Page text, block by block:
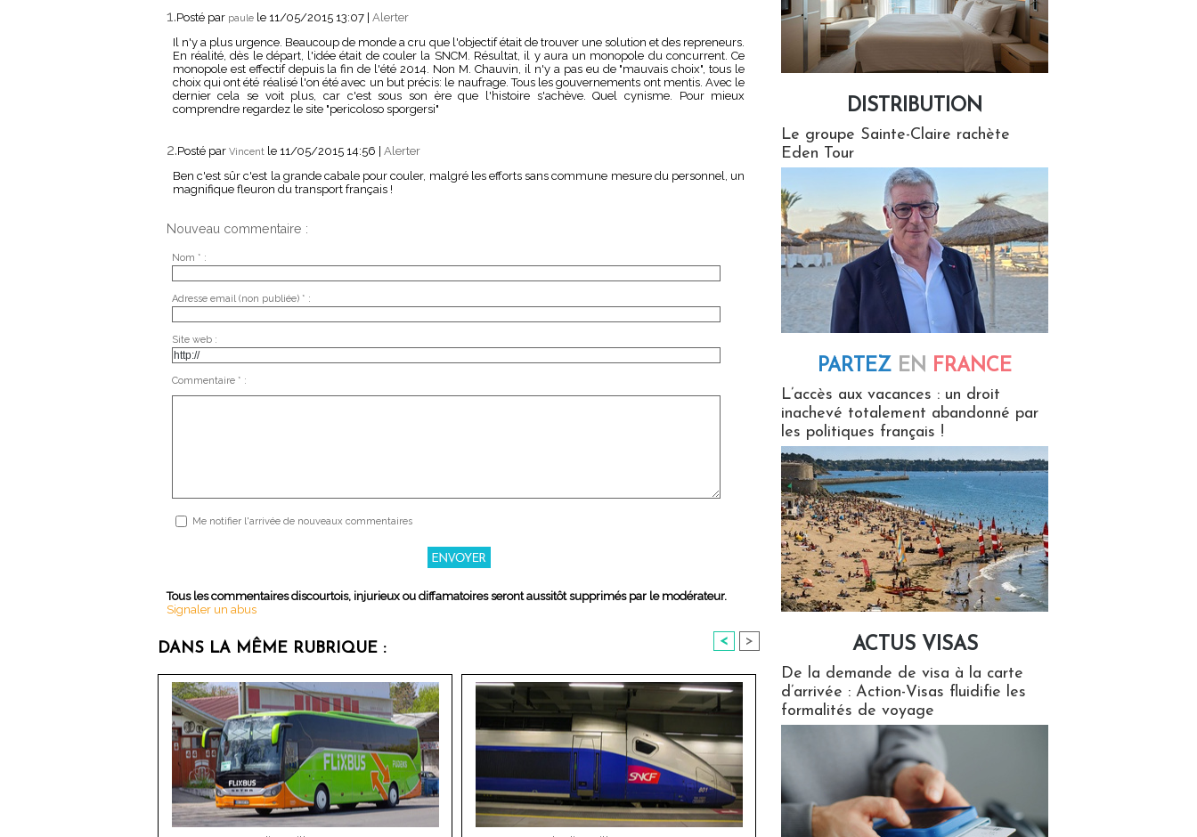
1.Posté par paule le 11/05/2015 13:07 Alerter
Il n'y a plus urgence. Beaucoup de monde a cru que l'objectif était de trouver une solution et des repreneurs.
En réalité, dès le départ, l'idée était de couler la SNCM. Résultat, il y aura un monopole du concurrent. Ce
monopole est effectif depuis la fin de l'été 2014. Non M. Chauvin, il n'y a pas eu de "mauvais choix", tous le
choix qui ont été réalisé l'on été avec un but précis: le naufrage. Tous les gouvernements ont mentis. Avec le
dernier cela se voit plus, car c'est sous son ère que l'histoire s'achève. Quel cynisme. Pour mieux
comprendre regardez le site "pericoloso sporgersi"
2.Posté par Vincent le 11/05/2015 14:56
Alerter
Ben c'est sûr c'est la grande cabale pour couler, malgré les efforts sans commune mesure du personnel, un
magnifique fleuron du transport français !
Nouveau commentaire :
Nom * :
Adresse email (non publiée) * :
Site web :
Commentaire * :
Me notifier l'arrivée de nouveaux commentaires
Tous les commentaires discourtois, injurieux ou diffamatoires seront aussitôt supprimés par le modérateur.
Signaler un abus
DANS LA MÊME RUBRIQUE : < >
DISTRIBUTION
Le groupe Sainte-Claire rachète
Eden Tour
PARTEZ EN FRANCE
L’accès aux vacances : un droit
inachevé totalement abandonné par
les politiques français !
ACTUS VISAS
De la demande de visa à la carte
d’arrivée : Action-Visas fluidifie les
formalités de voyage